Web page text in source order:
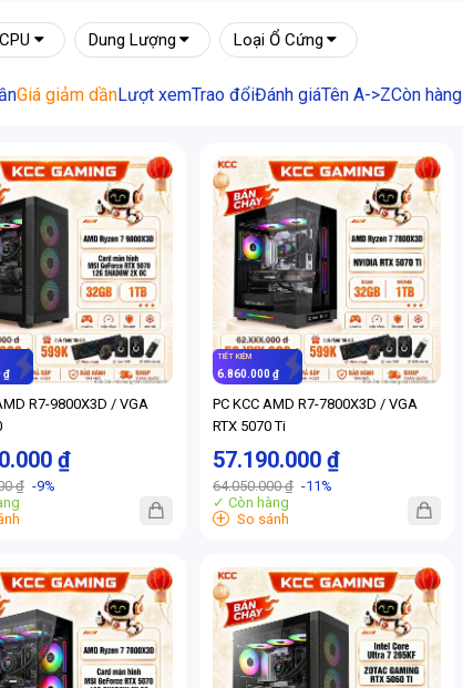
Dung Lượng Loại Ổ Cứng
Giá giảm dầnLượt xemTrao đổiĐánh giáTên A->ZCòn hàng
₫
R7-9800X3D / VGA
₫
₫ -9%
TIẾT KIỆM
6.860.000 ₫
PC KCC AMD R7-7800X3D / VGA
RTX 5070 Ti
57.190.000 ₫
64.050.000 ₫ -11%
✓ Còn hàng
+ So sánh